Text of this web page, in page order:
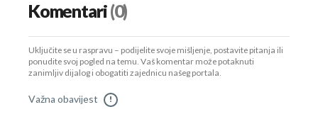
Komentari(0)
Uključite se u raspravu – podijelite svoje mišljenje, postavite pitanja ili
ponudite svoj pogled na temu. Vaš komentar može potaknuti
zanimljiv dijalog i obogatiti zajednicu našeg portala.
Važna obavijest !